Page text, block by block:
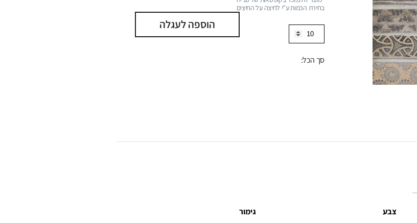
בחירת הכמות ע"י לחיצה על החיצים
כמות
ויקטור
סך הכל:
הוספה לעגלה
צבע
גימור